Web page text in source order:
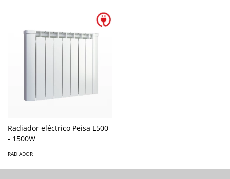
Radiador eléctrico Peisa L500
- 1500W
RADIADOR